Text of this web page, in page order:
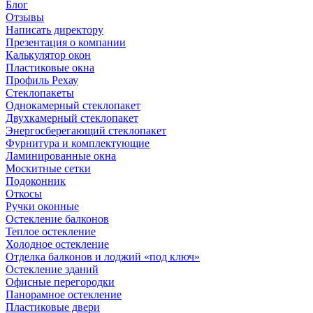
Блог
Отзывы
Написать директору
Презентация о компании
Калькулятор окон
Пластиковые окна
Профиль Рехау
Стеклопакеты
Однокамерный стеклопакет
Двухкамерный стеклопакет
Энергосберегающий стеклопакет
Фурнитура и комплектующие
Ламинированные окна
Москитные сетки
Подоконник
Откосы
Ручки оконные
Остекление балконов
Теплое остекление
Холодное остекление
Отделка балконов и лоджий «под ключ»
Остекление зданий
Офисные перегородки
Панорамное остекление
Пластиковые двери